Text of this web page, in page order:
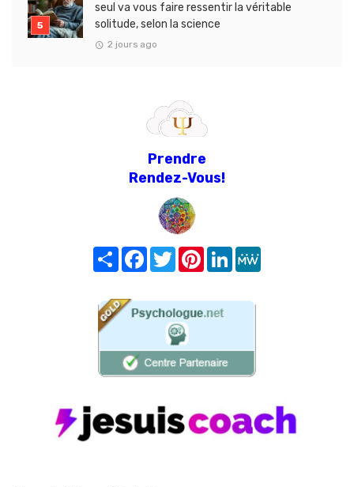
seul va vous faire ressentir la véritable
solitude, selon la science
2 jours ago
Prendre
Rendez-Vous!
Share FacebookTwitterPinterest
LinkedIn